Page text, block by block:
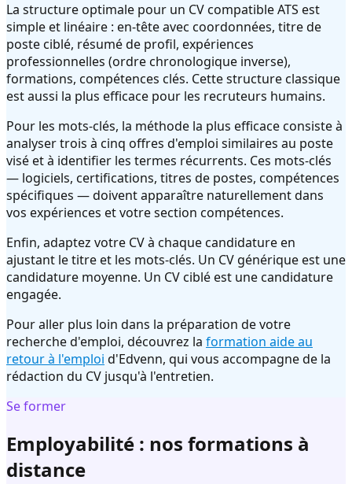
La structure optimale pour un CV compatible ATS est
simple et linéaire : en-tête avec coordonnées, titre de
poste ciblé, résumé de profil, expériences
professionnelles (ordre chronologique inverse),
formations, compétences clés. Cette structure classique
est aussi la plus efficace pour les recruteurs humains.
Pour les mots-clés, la méthode la plus efficace consiste à
analyser trois à cinq offres d'emploi similaires au poste
visé et à identifier les termes récurrents. Ces mots-clés
— logiciels, certifications, titres de postes, compétences
spécifiques — doivent apparaître naturellement dans
vos expériences et votre section compétences.
Enfin, adaptez votre CV à chaque candidature en
ajustant le titre et les mots-clés. Un CV générique est une
candidature moyenne. Un CV ciblé est une candidature
engagée.
Pour aller plus loin dans la préparation de votre
recherche d'emploi, découvrez la formation aide au
retour à l'emploi d'Edvenn, qui vous accompagne de la
rédaction du CV jusqu'à l'entretien.
Se former
Employabilité : nos formations à
distance